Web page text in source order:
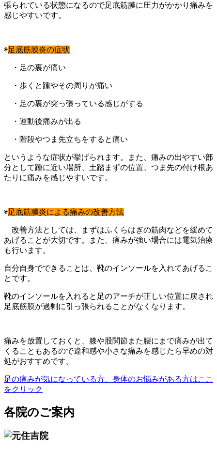
張られている状態になるので足底筋膜に圧力がかかり痛みを
感じやすいです。
◉足底筋膜炎の症状
・足の裏が痛い
・歩くと踵やその周りが痛い
・足の裏が突っ張っている感じがする
・運動後痛みが出る
・階段やつま先立ちをすると痛い
というような症状が挙げられます。また、痛みの出やすい部
分として踵に近い場所、土踏まずの位置、つま先の付け根あ
たりに痛みを感じやすいです。
◉足底筋膜炎による痛みの改善方法
改善方法としては、まずはふくらはぎの筋肉などを緩めて
あげることが大切です。また、痛みが強い場合には電気治療
も行います。
自分自身でできることは、靴のインソールを入れてあげるこ
とです。
靴のインソールを入れると足のアーチが正しい位置に戻され
足底筋膜が過剰に引っ張られることがなくなります。
痛みを放置しておくと、膝や股関節また腰にまで痛みが出て
くることもあるので違和感や小さな痛みを感じたら早めの対
処がおすすめです。
足の痛みが気になっている方、身体のお悩みがある方はここ
をクリック
各院のご案内